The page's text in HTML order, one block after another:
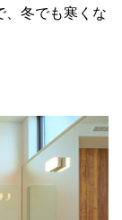
、冬でも寒くな